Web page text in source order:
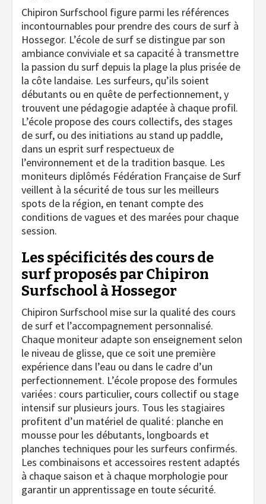
Chipiron Surfschool figure parmi les références
incontournables pour prendre des cours de surf à
Hossegor. L’école de surf se distingue par son
ambiance conviviale et sa capacité à transmettre
la passion du surf depuis la plage la plus prisée de
la côte landaise. Les surfeurs, qu’ils soient
débutants ou en quête de perfectionnement, y
trouvent une pédagogie adaptée à chaque profil.
L’école propose des cours collectifs, des stages
de surf, ou des initiations au stand up paddle,
dans un esprit surf respectueux de
l’environnement et de la tradition basque. Les
moniteurs diplômés Fédération Française de Surf
veillent à la sécurité de tous sur les meilleurs
spots de la région, en tenant compte des
conditions de vagues et des marées pour chaque
session.
Les spécificités des cours de
surf proposés par Chipiron
Surfschool à Hossegor
Chipiron Surfschool mise sur la qualité des cours
de surf et l’accompagnement personnalisé.
Chaque moniteur adapte son enseignement selon
le niveau de glisse, que ce soit une première
expérience dans l’eau ou dans le cadre d’un
perfectionnement. L’école propose des formules
variées : cours particulier, cours collectif ou stage
intensif sur plusieurs jours. Tous les stagiaires
profitent d’un matériel de qualité : planche en
mousse pour les débutants, longboards et
planches techniques pour les surfeurs confirmés.
Les combinaisons et accessoires restent adaptés
à chaque saison et à chaque morphologie pour
garantir un apprentissage en toute sécurité.